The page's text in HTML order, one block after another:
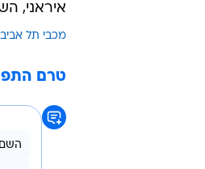
איראני,
מכבי תל
טרם